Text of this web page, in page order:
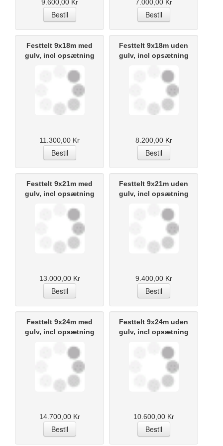
9.600,00 Kr 7.000,00 Kr
Festtelt 9x18m med
gulv, incl opsætning
11.300,00 Kr
Festtelt 9x18m uden
gulv, incl opsætning
8.200,00 Kr
Festtelt 9x21m med
gulv, incl opsætning
13.000,00 Kr
Festtelt 9x21m uden
gulv, incl opsætning
9.400,00 Kr
Festtelt 9x24m med
gulv, incl opsætning
14.700,00 Kr
Festtelt 9x24m uden
gulv, incl opsætning
10.600,00 Kr